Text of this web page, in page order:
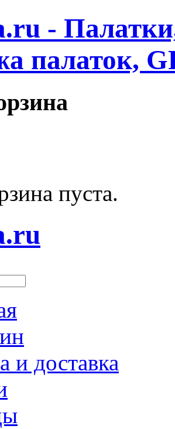
-
палаток,
пуста.
и доставка